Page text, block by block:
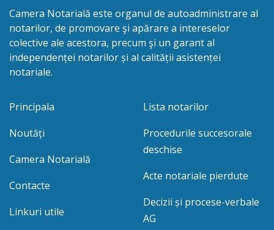
Camera Notarială este organul de autoadministrare al
notarilor, de promovare şi apărare a intereselor
colective ale acestora, precum şi un garant al
independenței notarilor și al calității asistenței
notariale.
Principala
Noutăți
Camera Notarială
Contacte
Linkuri utile
Lista notarilor
Procedurile succesorale
deschise
Acte notariale pierdute
Decizii și procese-verbale
AG